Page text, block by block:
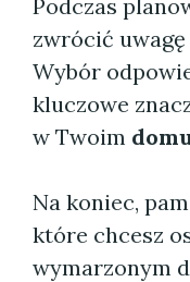
Podczas
zwrócić
Wybór
kluczowe
w Twoim
Na koniec,
które chcesz
wymarzonym